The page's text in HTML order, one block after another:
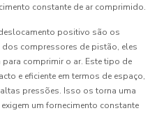
constante de ar comprimido.
positivo são os
compressores de pistão, eles
comprimir o ar. Este tipo de
e eficiente em termos de espaço,
pressões. Isso os torna uma
um fornecimento constante